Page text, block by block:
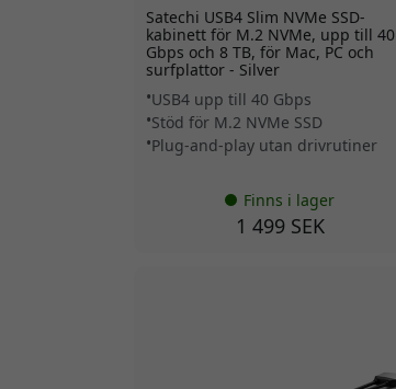
Satechi USB4 Slim NVMe SSD-
kabinett för M.2 NVMe, upp till 40
Gbps och 8 TB, för Mac, PC och
surfplattor - Silver
USB4 upp till 40 Gbps
Stöd för M.2 NVMe SSD
Plug-and-play utan drivrutiner
Finns i lager
1 499 SEK